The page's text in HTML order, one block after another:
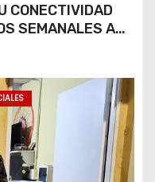
CONECTIVIDAD
SEMANALES A